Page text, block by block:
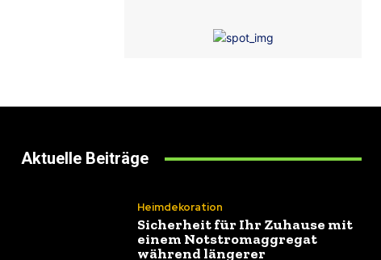
Aktuelle Beiträge
Heimdekoration
Sicherheit für Ihr Zuhause mit
einem Notstromaggregat
während längerer